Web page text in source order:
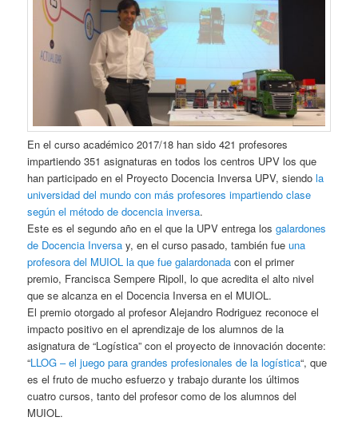
En el curso académico 2017/18 han sido 421 profesores
impartiendo 351 asignaturas en todos los centros UPV los que
han participado en el Proyecto Docencia Inversa UPV, siendola
universidad del mundo con más profesores impartiendo clase
según el método de docencia inversa.
Este es el segundo año en el que la UPV entrega losgalardones
de Docencia Inversa y, en el curso pasado, también fueuna
profesora del MUIOL la que fue galardonada con el primer
premio, Francisca Sempere Ripoll, lo que acredita el alto nivel
que se alcanza en el Docencia Inversa en el MUIOL.
El premio otorgado al profesor Alejandro Rodriguez reconoce el
impacto positivo en el aprendizaje de los alumnos de la
asignatura de “Logística” con el proyecto de innovación docente:
“LLOG – el juego para grandes profesionales de la logística“, que
es el fruto de mucho esfuerzo y trabajo durante los últimos
cuatro cursos, tanto del profesor como de los alumnos del
MUIOL.